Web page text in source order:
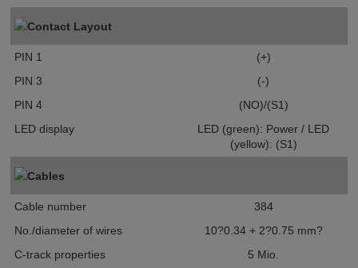
Contact Layout
PIN 1
(+)
PIN 3
(-)
PIN 4
(NO)/(S1)
LED display
LED (green): Power / LED
(yellow): (S1)
Cables
Cable number
384
No./diameter of wires
10?0.34 + 2?0.75 mm?
C-track properties
5 Mio.